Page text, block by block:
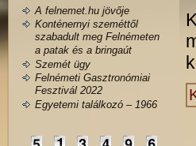
A felnemet.hu jövője
Konténernyi szeméttől
szabadult meg Felnémeten
a patak és a bringaút
Szemét ügy
Felnémeti Gasztronómiai
Fesztivál 2022
Egyetemi találkozó – 1966